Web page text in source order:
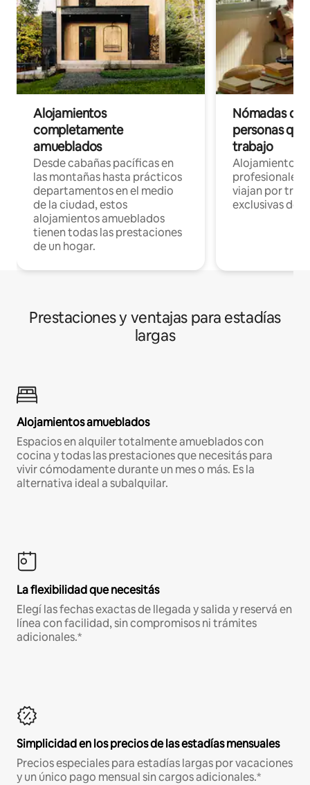
Alojamientos
completamente
amueblados
Desde cabañas pacíficas en
las montañas hasta prácticos
departamentos en el medio
de la ciudad, estos
alojamientos amueblados
tienen todas las prestaciones
de un hogar.
Nómadas
personas
trabajo
Alojamientos
profesionales
viajan por
exclusivas de
Prestaciones y ventajas para estadías
largas
Alojamientos amueblados
Espacios en alquiler totalmente amueblados con
cocina y todas las prestaciones que necesitás para
vivir cómodamente durante un mes o más. Es la
alternativa ideal a subalquilar.
La flexibilidad que necesitás
Elegí las fechas exactas de llegada y salida y reservá en
línea con facilidad, sin compromisos ni trámites
adicionales.*
Simplicidad en los precios de las estadías mensuales
Precios especiales para estadías largas por vacaciones
y un único pago mensual sin cargos adicionales.*